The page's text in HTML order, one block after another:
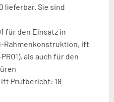
lieferbar. Sie sind
für den Einsatz in
Rahmenkonstruktion, ift
als auch für den
ift Prüfbericht: 18-